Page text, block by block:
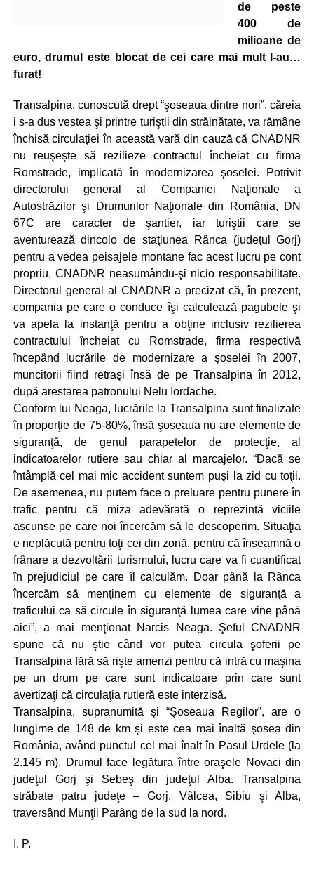
de peste
400 de
milioane de
euro, drumul este blocat de cei care mai mult l-au…
furat!
Transalpina, cunoscută drept “şoseaua dintre nori”, căreia
i s-a dus vestea şi printre turiştii din străinătate, va rămâne
închisă circulaţiei în această vară din cauză că CNADNR
nu reuşeşte să rezilieze contractul încheiat cu firma
Romstrade, implicată în modernizarea şoselei. Potrivit
directorului general al Companiei Naţionale a
Autostrăzilor şi Drumurilor Naţionale din România, DN
67C are caracter de şantier, iar turiştii care se
aventurează dincolo de staţiunea Rânca (judeţul Gorj)
pentru a vedea peisajele montane fac acest lucru pe cont
propriu, CNADNR neasumându-şi nicio responsabilitate.
Directorul general al CNADNR a precizat că, în prezent,
compania pe care o conduce îşi calculează pagubele şi
va apela la instanţă pentru a obţine inclusiv rezilierea
contractului încheiat cu Romstrade, firma respectivă
începând lucrările de modernizare a şoselei în 2007,
muncitorii fiind retraşi însă de pe Transalpina în 2012,
după arestarea patronului Nelu Iordache.
Conform lui Neaga, lucrările la Transalpina sunt finalizate
în proporţie de 75-80%, însă şoseaua nu are elemente de
siguranţă, de genul parapetelor de protecţie, al
indicatoarelor rutiere sau chiar al marcajelor. “Dacă se
întâmplă cel mai mic accident suntem puşi la zid cu toţii.
De asemenea, nu putem face o preluare pentru punere în
trafic pentru că miza adevărată o reprezintă viciile
ascunse pe care noi încercăm să le descoperim. Situaţia
e neplăcută pentru toţi cei din zonă, pentru că înseamnă o
frânare a dezvoltării turismului, lucru care va fi cuantificat
în prejudiciul pe care îl calculăm. Doar până la Rânca
încercăm să menţinem cu elemente de siguranţă a
traficului ca să circule în siguranţă lumea care vine până
aici”, a mai menţionat Narcis Neaga. Şeful CNADNR
spune că nu ştie când vor putea circula şoferii pe
Transalpina fără să rişte amenzi pentru că intră cu maşina
pe un drum pe care sunt indicatoare prin care sunt
avertizaţi că circulaţia rutieră este interzisă.
Transalpina, supranumită şi “Şoseaua Regilor”, are o
lungime de 148 de km şi este cea mai înaltă şosea din
România, având punctul cel mai înalt în Pasul Urdele (la
2.145 m). Drumul face legătura între oraşele Novaci din
judeţul Gorj şi Sebeş din judeţul Alba. Transalpina
străbate patru judeţe – Gorj, Vâlcea, Sibiu şi Alba,
traversând Munţii Parâng de la sud la nord.
I. P.